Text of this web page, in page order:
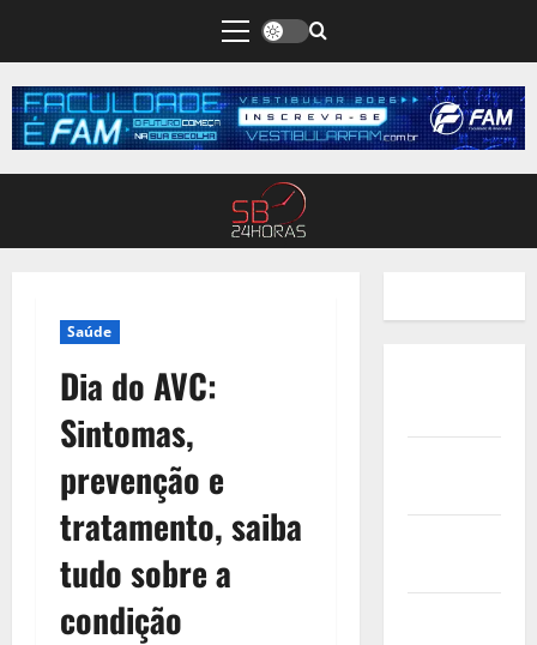
Saúde
Dia do AVC:
Sintomas,
prevenção e
tratamento, saiba
tudo sobre a
condição